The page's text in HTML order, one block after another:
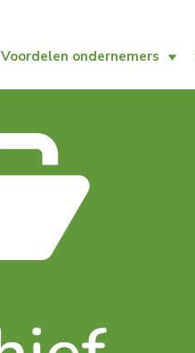
Voordelen ondernemers